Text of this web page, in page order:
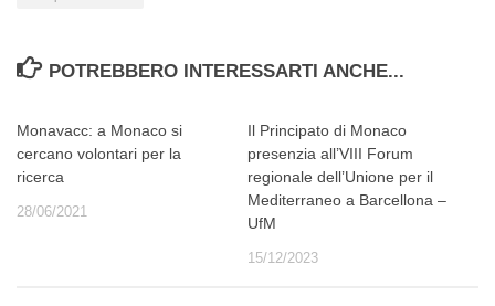
POTREBBERO INTERESSARTI ANCHE...
Monavacc: a Monaco si
cercano volontari per la
ricerca
28/06/2021
Il Principato di Monaco
presenzia all’VIII Forum
regionale dell’Unione per il
Mediterraneo a Barcellona –
UfM
15/12/2023